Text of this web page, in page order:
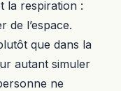
la respiration :
de l’espace.
que dans la
autant simuler
ne